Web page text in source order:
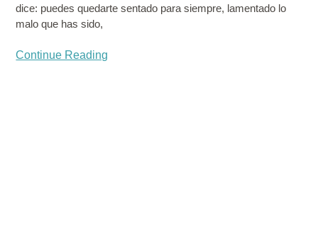
dice: puedes quedarte sentado para siempre, lamentado lo
malo que has sido,
Continue Reading